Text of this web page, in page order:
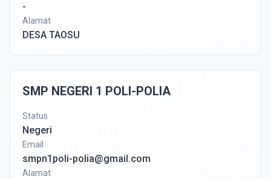
-
Alamat
DESA TAOSU
SMP NEGERI 1 POLI-POLIA
Status
Negeri
Email
smpn1poli-polia@gmail.com
Alamat